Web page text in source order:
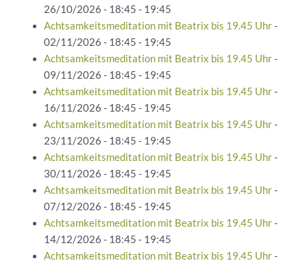
26/10/2026 - 18:45 - 19:45
Achtsamkeitsmeditation mit Beatrix bis 19.45 Uhr-
02/11/2026 - 18:45 - 19:45
Achtsamkeitsmeditation mit Beatrix bis 19.45 Uhr-
09/11/2026 - 18:45 - 19:45
Achtsamkeitsmeditation mit Beatrix bis 19.45 Uhr-
16/11/2026 - 18:45 - 19:45
Achtsamkeitsmeditation mit Beatrix bis 19.45 Uhr-
23/11/2026 - 18:45 - 19:45
Achtsamkeitsmeditation mit Beatrix bis 19.45 Uhr-
30/11/2026 - 18:45 - 19:45
Achtsamkeitsmeditation mit Beatrix bis 19.45 Uhr-
07/12/2026 - 18:45 - 19:45
Achtsamkeitsmeditation mit Beatrix bis 19.45 Uhr-
14/12/2026 - 18:45 - 19:45
Achtsamkeitsmeditation mit Beatrix bis 19.45 Uhr-